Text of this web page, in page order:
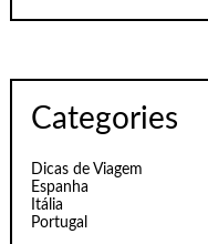
Categories
Dicas de Viagem
Espanha
Itália
Portugal